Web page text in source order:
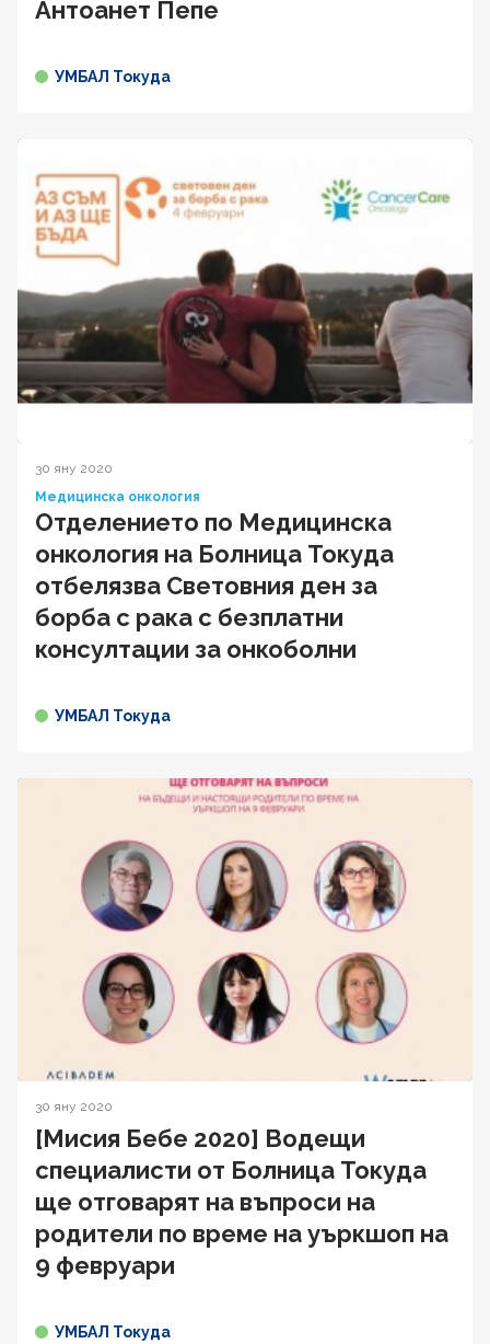
Антоанет Пепе
УМБАЛ Токуда
30 яну 2020
Медицинска онкология
Отделението по Медицинска
онкология на Болница Токуда
отбелязва Световния ден за
борба с рака с безплатни
консултации за онкоболни
УМБАЛ Токуда
30 яну 2020
[Мисия Бебе 2020] Водещи
специалисти от Болница Токуда
ще отговарят на въпроси на
родители по време на уъркшоп на
9 февруари
УМБАЛ Токуда